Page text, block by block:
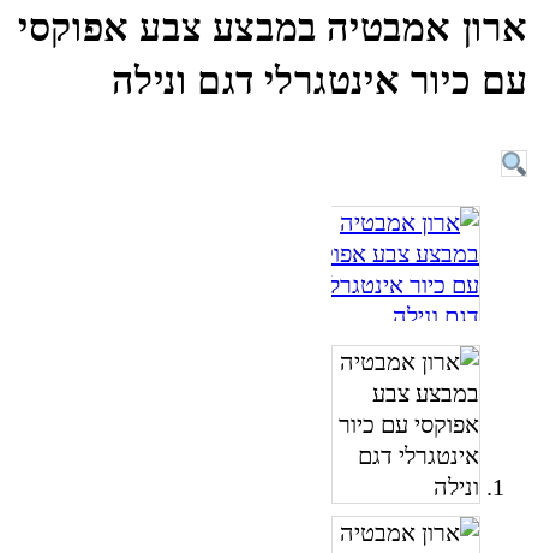
ארון אמבטיה במבצע צבע אפוקסי
עם כיור אינטגרלי דגם ונילה